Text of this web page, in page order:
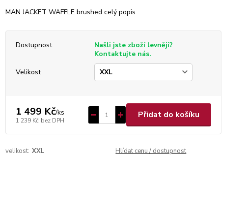
MAN JACKET WAFFLE brushed celý popis
Dostupnost
Našli jste zboží levněji?
Kontaktujte nás.
Velikost
1 499 Kč/ks
1 239 Kč bez DPH
Přidat do košíku
velikost: XXL Hlídat cenu / dostupnost